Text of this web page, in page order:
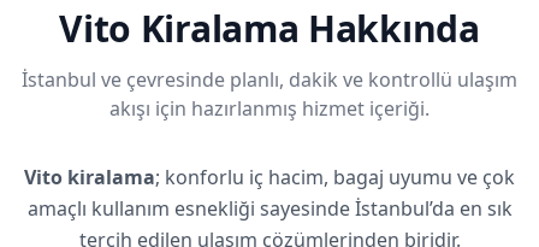
Vito Kiralama Hakkında
İstanbul ve çevresinde planlı, dakik ve kontrollü ulaşım
akışı için hazırlanmış hizmet içeriği.
Vito kiralama; konforlu iç hacim, bagaj uyumu ve çok
amaçlı kullanım esnekliği sayesinde İstanbul’da en sık
tercih edilen ulaşım çözümlerinden biridir.